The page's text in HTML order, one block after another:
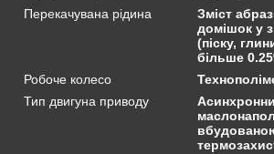
Перекачувана рідина
Зміст
домішок у
(піску,
більше
Робоче колесо
Тип двигуна приводу